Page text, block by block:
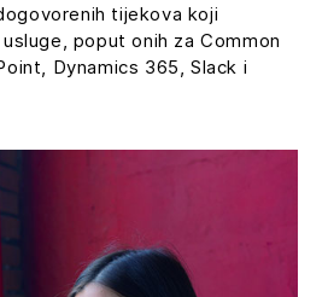
tijekova koji
poput onih za Common
Dynamics 365, Slack i